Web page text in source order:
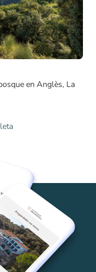
en Anglès, La